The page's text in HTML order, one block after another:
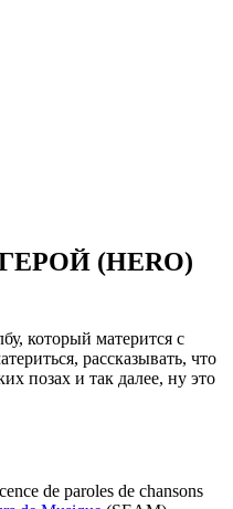
ГЕРОЙ (HERO)
который матeрится с
рассказывать, что
позах и так далee, ну это
de paroles de chansons